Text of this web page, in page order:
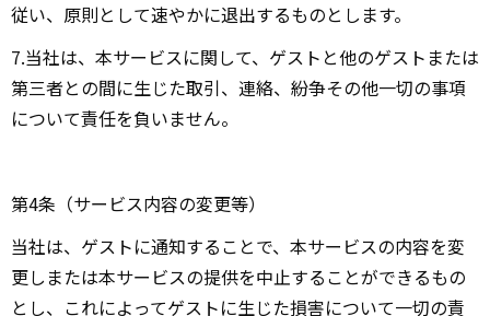
従い、原則として速やかに退出するものとします。
7.当社は、本サービスに関して、ゲストと他のゲストまたは
第三者との間に生じた取引、連絡、紛争その他一切の事項
について責任を負いません。
第4条（サービス内容の変更等）
当社は、ゲストに通知することで、本サービスの内容を変
更しまたは本サービスの提供を中止することができるもの
とし、これによってゲストに生じた損害について一切の責